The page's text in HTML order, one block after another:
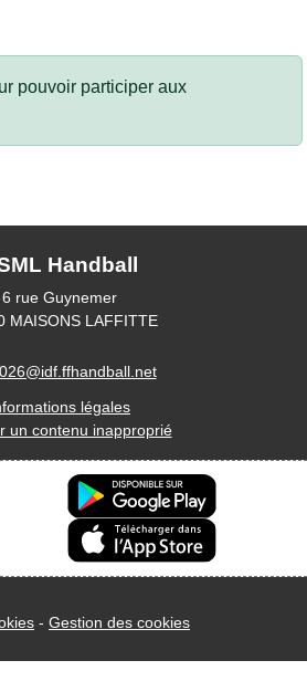
pouvoir participer aux
Handball
6 rue Guynemer
MAISONS LAFFITTE
légales
un contenu inapproprié
Gestion des cookies